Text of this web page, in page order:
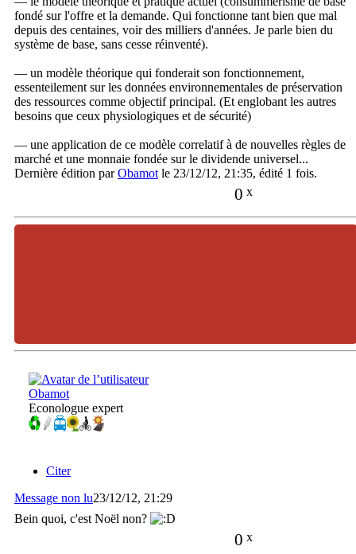
fondé sur l'offre et la demande. Qui fonctionne tant bien que mal
depuis des centaines, voir des milliers d'années. Je parle bien du
système de base, sans cesse réinventé).
— un modèle théorique qui fonderait son fonctionnement,
essenteilement sur les données environnementales de préservation
des ressources comme objectif principal. (Et englobant les autres
besoins que ceux physiologiques et de sécurité)
— une application de ce modèle correlatif à de nouvelles règles de
marché et une monnaie fondée sur le dividende universel...
Dernière édition parObamot le 23/12/12, 21:35, édité 1 fois.
0 x
Obamot
Econologue expert
Citer
Message non lu23/12/12, 21:29
Bein quoi, c'est Noël non?
0 x